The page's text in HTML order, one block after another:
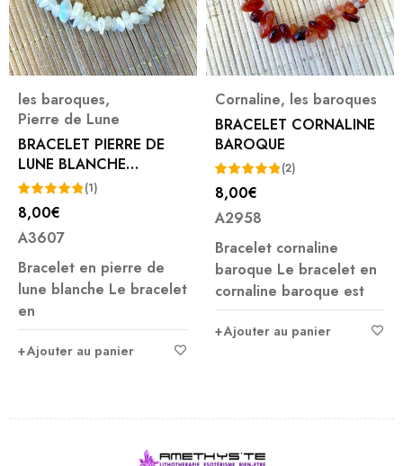
Cornaline,les baroques
BRACELET CORNALINE
BAROQUE
Note5.00
sur 5
(2)
8,00€
A2958
Bracelet cornaline
baroque Le bracelet en
cornaline baroque est
Ajouter au panier
les baroques
BRACELET JASPE ZEBRE
BAROQUE
7,00€
A3332